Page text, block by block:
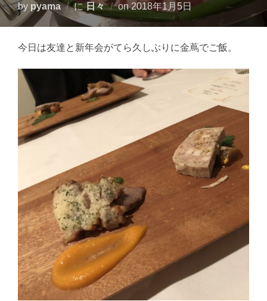
by pyama に日々 on投
稿
2018年1月5日
今日は友達と新年会がてら久しぶりに金蔦でご飯。